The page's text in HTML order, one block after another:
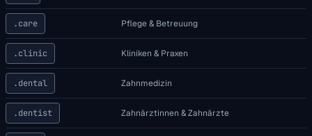
.care Pflege & Betreuung
.clinic Kliniken & Praxen
.dental Zahnmedizin
.dentist Zahnärztinnen & Zahnärzte